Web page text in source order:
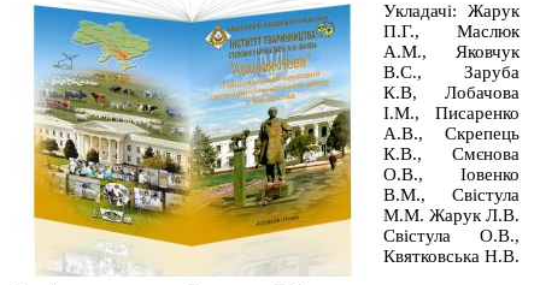
Укладачі: Жарук
П.Г., Маслюк
А.М., Яковчук
В.С., Заруба
К.В, Лобачова
І.М., Писаренко
А.В., Скрепець
К.В., Смєнова
О.В., Іовенко
В.М., Свістула
М.М. Жарук Л.В.
Свістула О.В.,
Квятковська Н.В.